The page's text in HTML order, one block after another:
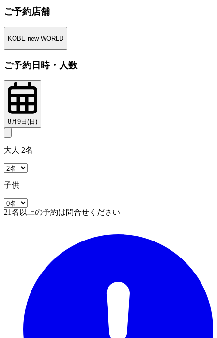
ご予約店舗
KOBE new WORLD
ご予約日時・人数
8月9日(日)
大人 2名
子供
21名以上の予約は問合せください